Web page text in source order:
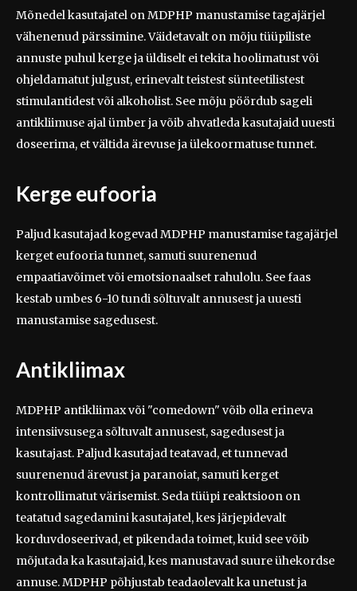
Mõnedel kasutajatel on MDPHP manustamise tagajärjel
vähenenud pärssimine. Väidetavalt on mõju tüüpiliste
annuste puhul kerge ja üldiselt ei tekita hoolimatust või
ohjeldamatut julgust, erinevalt teistest sünteetilistest
stimulantidest või alkoholist. See mõju pöördub sageli
antikliimuse ajal ümber ja võib ahvatleda kasutajaid uuesti
doseerima, et vältida ärevuse ja ülekoormatuse tunnet.
Kerge eufooria
Paljud kasutajad kogevad MDPHP manustamise tagajärjel
kerget eufooria tunnet, samuti suurenenud
empaatiavõimet või emotsionaalset rahulolu. See faas
kestab umbes 6-10 tundi sõltuvalt annusest ja uuesti
manustamise sagedusest.
Antikliimax
MDPHP antikliimax või "comedown" võib olla erineva
intensiivsusega sõltuvalt annusest, sagedusest ja
kasutajast. Paljud kasutajad teatavad, et tunnevad
suurenenud ärevust ja paranoiat, samuti kerget
kontrollimatut värisemist. Seda tüüpi reaktsioon on
teatatud sagedamini kasutajatel, kes järjepidevalt
korduvdoseerivad, et pikendada toimet, kuid see võib
mõjutada ka kasutajaid, kes manustavad suure ühekordse
annuse. MDPHP põhjustab teadaolevalt ka unetust ja